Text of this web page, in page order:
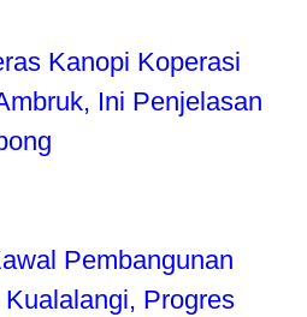
Kanopi Koperasi
Ini Penjelasan
Pembangunan
Progres